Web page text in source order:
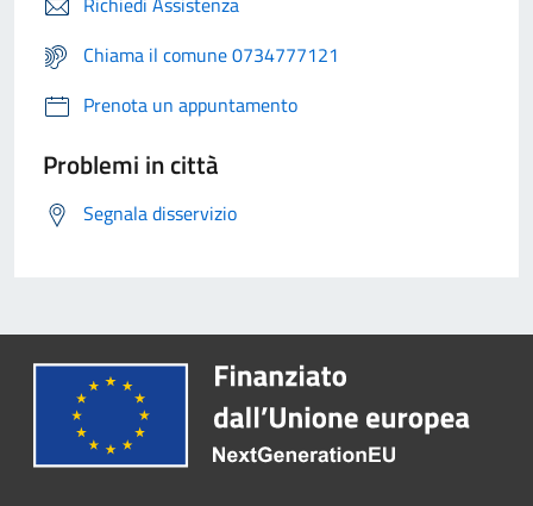
Chiama il comune 0734777121
Prenota un appuntamento
Problemi in città
Segnala disservizio